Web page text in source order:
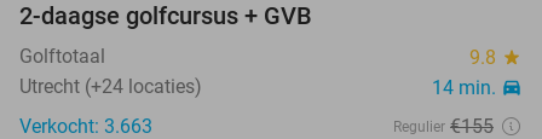
2-daagse golfcursus + GVB
Golftotaal 9.8 star
Utrecht (+24 locaties) 14 min. directions_car
Verkocht: 3.663 Regulier €155